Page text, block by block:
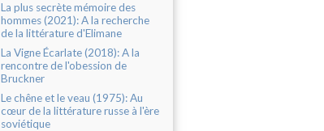
La plus secrète mémoire des
hommes (2021): A la recherche
de la littérature d'Elimane
La Vigne Écarlate (2018): A la
rencontre de l'obession de
Bruckner
Le chêne et le veau (1975): Au
cœur de la littérature russe à l'ère
soviétique